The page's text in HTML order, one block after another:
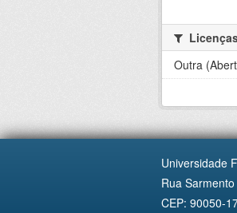
Outra
Universidade
Rua
CEP: 90050-